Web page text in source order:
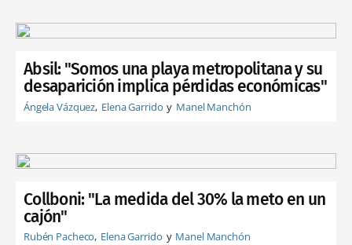
Absil: "Somos una playa metropolitana y su
desaparición implica pérdidas económicas"
Ángela Vázquez Elena Garrido Manel Manchón
Collboni: "La medida del 30% la meto en un
cajón"
Rubén Pacheco Elena Garrido Manel Manchón